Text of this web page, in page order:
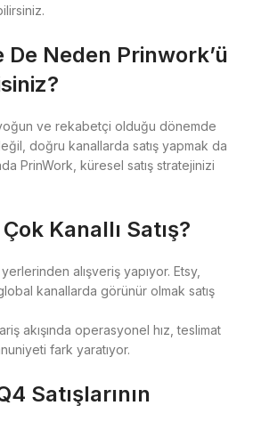
De Neden Prinwork’ü
ve rekabetçi olduğu dönemde
doğru kanallarda satış yapmak da
PrinWork, küresel satış stratejinizi
Kanallı Satış?
alışveriş yapıyor. Etsy,
kanallarda görünür olmak satış
akışında operasyonel hız, teslimat
fark yaratıyor.
Satışlarının